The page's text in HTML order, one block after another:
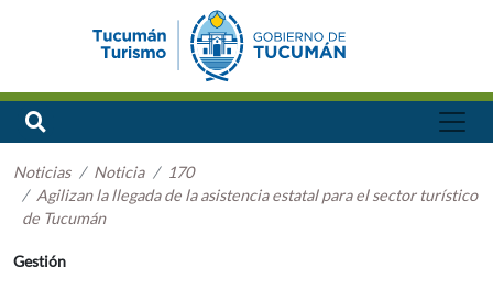
Noticias Noticia
170
Agilizan la llegada de la asistencia estatal para el sector turístico
de Tucumán
Gestión